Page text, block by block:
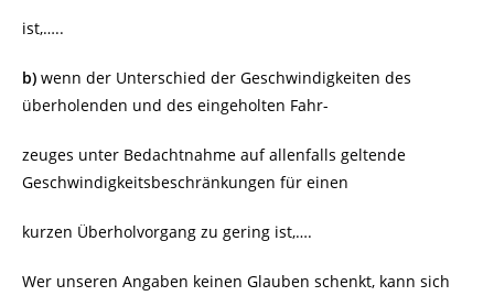
ist,…..
b) wenn der Unterschied der Geschwindigkeiten des
überholenden und des eingeholten Fahr-
zeuges unter Bedachtnahme auf allenfalls geltende
Geschwindigkeitsbeschränkungen für einen
kurzen Überholvorgang zu gering ist,….
Wer unseren Angaben keinen Glauben schenkt, kann sich